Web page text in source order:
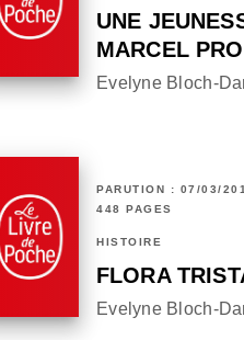
UNE
MARCEL
Evelyne Bloch-
PARUTION : 07/03/
448 PAGES
HISTOIRE
FLORA
Evelyne Bloch-